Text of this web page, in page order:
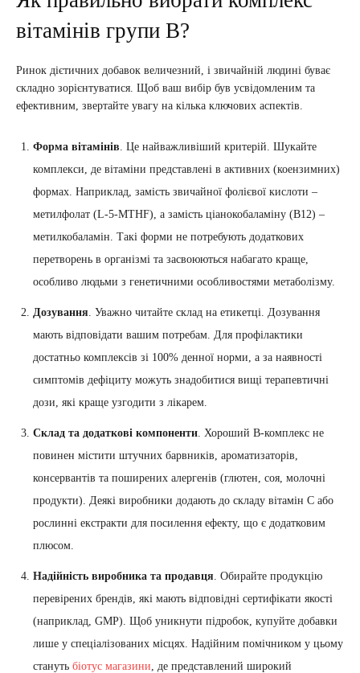
вітамінів групи В?
Ринок дієтичних добавок величезний, і звичайній людині буває
складно зорієнтуватися. Щоб ваш вибір був усвідомленим та
ефективним, звертайте увагу на кілька ключових аспектів.
Форма вітамінів . Це найважливіший критерій. Шукайте
комплекси, де вітаміни представлені в активних (коензимних)
формах. Наприклад, замість звичайної фолієвої кислоти –
метилфолат (L-5-MTHF), а замість ціанокобаламіну (В12) –
метилкобаламін. Такі форми не потребують додаткових
перетворень в організмі та засвоюються набагато краще,
особливо людьми з генетичними особливостями метаболізму.
Дозування . Уважно читайте склад на етикетці. Дозування
мають відповідати вашим потребам. Для профілактики
достатньо комплексів зі 100% денної норми, а за наявності
симптомів дефіциту можуть знадобитися вищі терапевтичні
дози, які краще узгодити з лікарем.
Склад та додаткові компоненти . Хороший В-комплекс не
повинен містити штучних барвників, ароматизаторів,
консервантів та поширених алергенів (глютен, соя, молочні
продукти). Деякі виробники додають до складу вітамін С або
рослинні екстракти для посилення ефекту, що є додатковим
плюсом.
Надійність виробника та продавця . Обирайте продукцію
перевірених брендів, які мають відповідні сертифікати якості
(наприклад, GMP). Щоб уникнути підробок, купуйте добавки
лише у спеціалізованих місцях. Надійним помічником у цьому
стануть біотус магазини , де представлений широкий